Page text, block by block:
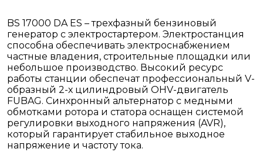
BS 17000 DA ES – трехфазный бензиновый
генератор с электростартером. Электростанция
способна обеспечивать электроснабжением
частные владения, строительные площадки или
небольшое производство. Высокий ресурс
работы станции обеспечат профессиональный V-
образный 2-х цилиндровый OHV-двигатель
FUBAG. Синхронный альтернатор с медными
обмотками ротора и статора оснащен системой
регулировки выходного напряжения (AVR),
который гарантирует стабильное выходное
напряжение и частоту тока.